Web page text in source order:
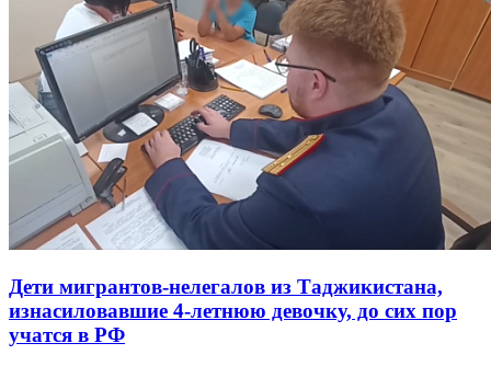
Дети мигрантов-нелегалов из Таджикистана,
изнасиловавшие 4-летнюю девочку, до сих пор
учатся в РФ